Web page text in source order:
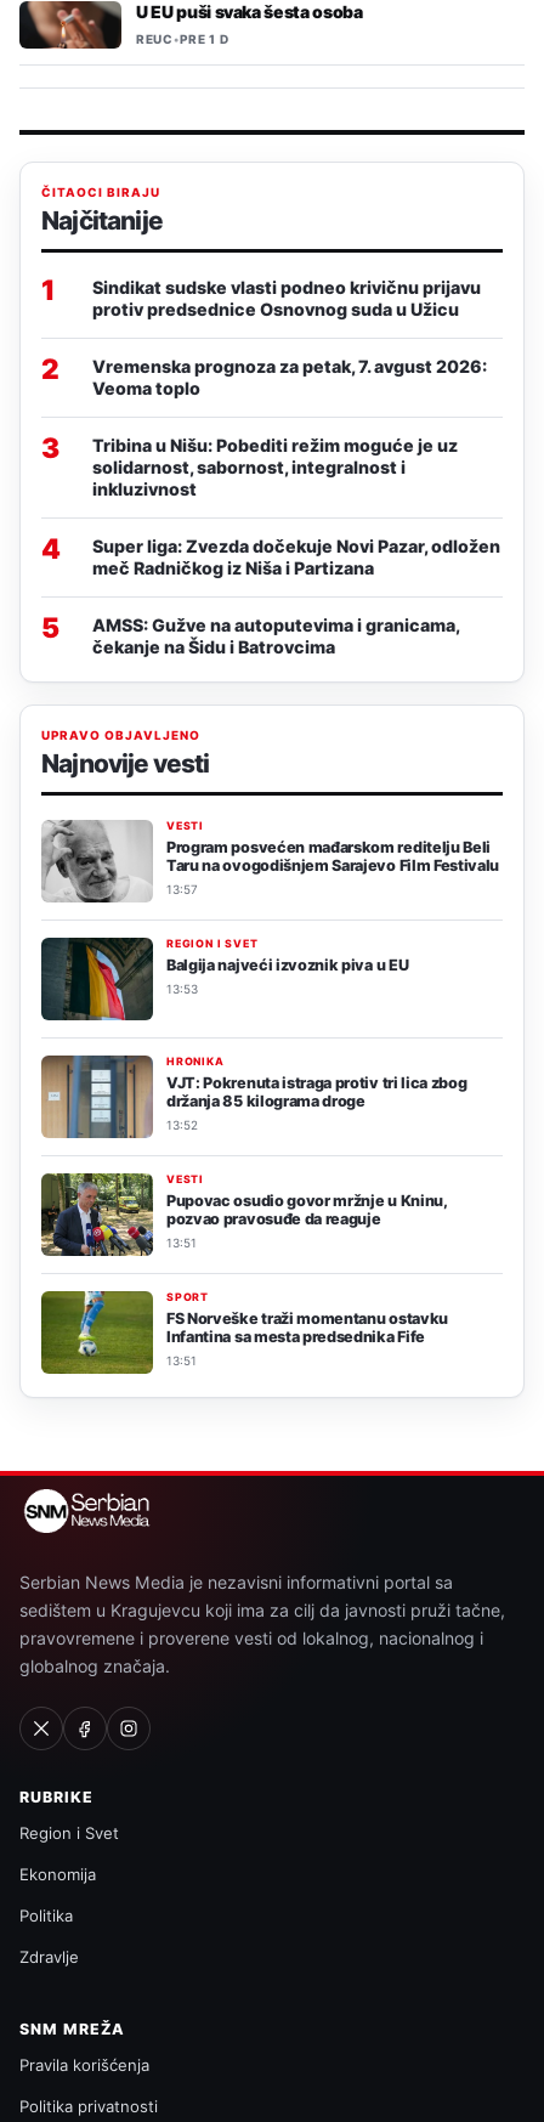
U EU puši svaka šesta osoba
REUC•PRE 1 D
ČITAOCI BIRAJU
Najčitanije
1
Sindikat sudske vlasti podneo krivičnu prijavu
protiv predsednice Osnovnog suda u Užicu
2
Vremenska prognoza za petak, 7. avgust 2026:
Veoma toplo
3
Tribina u Nišu: Pobediti režim moguće je uz
solidarnost, sabornost, integralnost i
inkluzivnost
4
Super liga: Zvezda dočekuje Novi Pazar, odložen
meč Radničkog iz Niša i Partizana
5
AMSS: Gužve na autoputevima i granicama,
čekanje na Šidu i Batrovcima
UPRAVO OBJAVLJENO
Najnovije vesti
VESTI
Program posvećen mađarskom reditelju Beli
Taru na ovogodišnjem Sarajevo Film Festivalu
13:57
REGION I SVET
Balgija najveći izvoznik piva u EU
13:53
HRONIKA
VJT: Pokrenuta istraga protiv tri lica zbog
držanja 85 kilograma droge
13:52
VESTI
Pupovac osudio govor mržnje u Kninu,
pozvao pravosuđe da reaguje
13:51
SPORT
FS Norveške traži momentanu ostavku
Infantina sa mesta predsednika Fife
13:51
Serbian News Media je nezavisni informativni portal sa
sedištem u Kragujevcu koji ima za cilj da javnosti pruži tačne,
pravovremene i proverene vesti od lokalnog, nacionalnog i
globalnog značaja.
RUBRIKE
Region i Svet
Ekonomija
Politika
Zdravlje
SNM MREŽA
Pravila korišćenja
Politika privatnosti